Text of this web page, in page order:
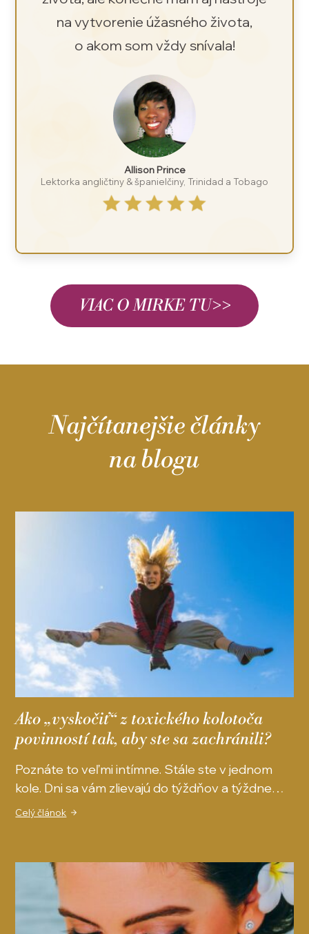
na vytvorenie úžasného života,
o akom som vždy snívala!
Allison Prince
Lektorka angličtiny & španielčiny, Trinidad a Tobago
VIAC O MIRKE TU>>
Najčítanejšie články
na blogu
Ako „vyskočiť“ z toxického kolotoča
povinností tak, aby ste sa zachránili?
Poznáte to veľmi intímne. Stále ste v jednom
kole. Dni sa vám zlievajú do týždňov a týždne…
Celý článok